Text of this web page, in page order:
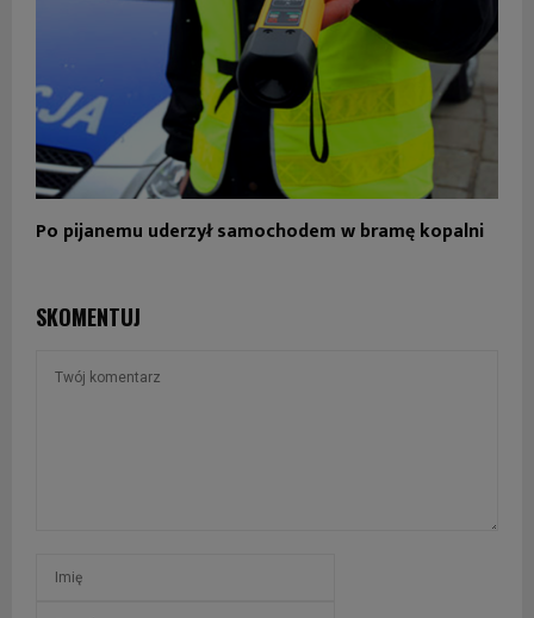
Po pijanemu uderzył samochodem w bramę kopalni
SKOMENTUJ